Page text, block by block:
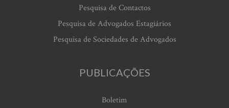
Pesquisa de Contactos
Pesquisa de Advogados Estagiários
Pesquisa de Sociedades de Advogados
PUBLICAÇÕES
Boletim